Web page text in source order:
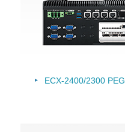
ECX-2400/2300 PEG